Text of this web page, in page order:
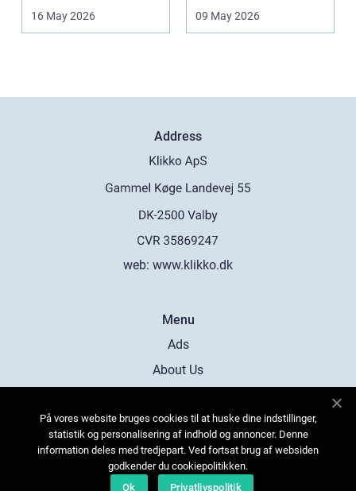
Når strøm-, da...
16 May 2026
lovlige og holdbare. I
09 May 2026
Address
web: www.klikko.dk
Menu
Ads
About Us
Contact
Sitemap
På vores website bruges cookies til at huske dine indstillinger,
statistik og personalisering af indhold og annoncer. Denne
information deles med tredjepart. Ved fortsat brug af websiden
godkender du cookiepolitikken.
Ok
Privatlivspolitik